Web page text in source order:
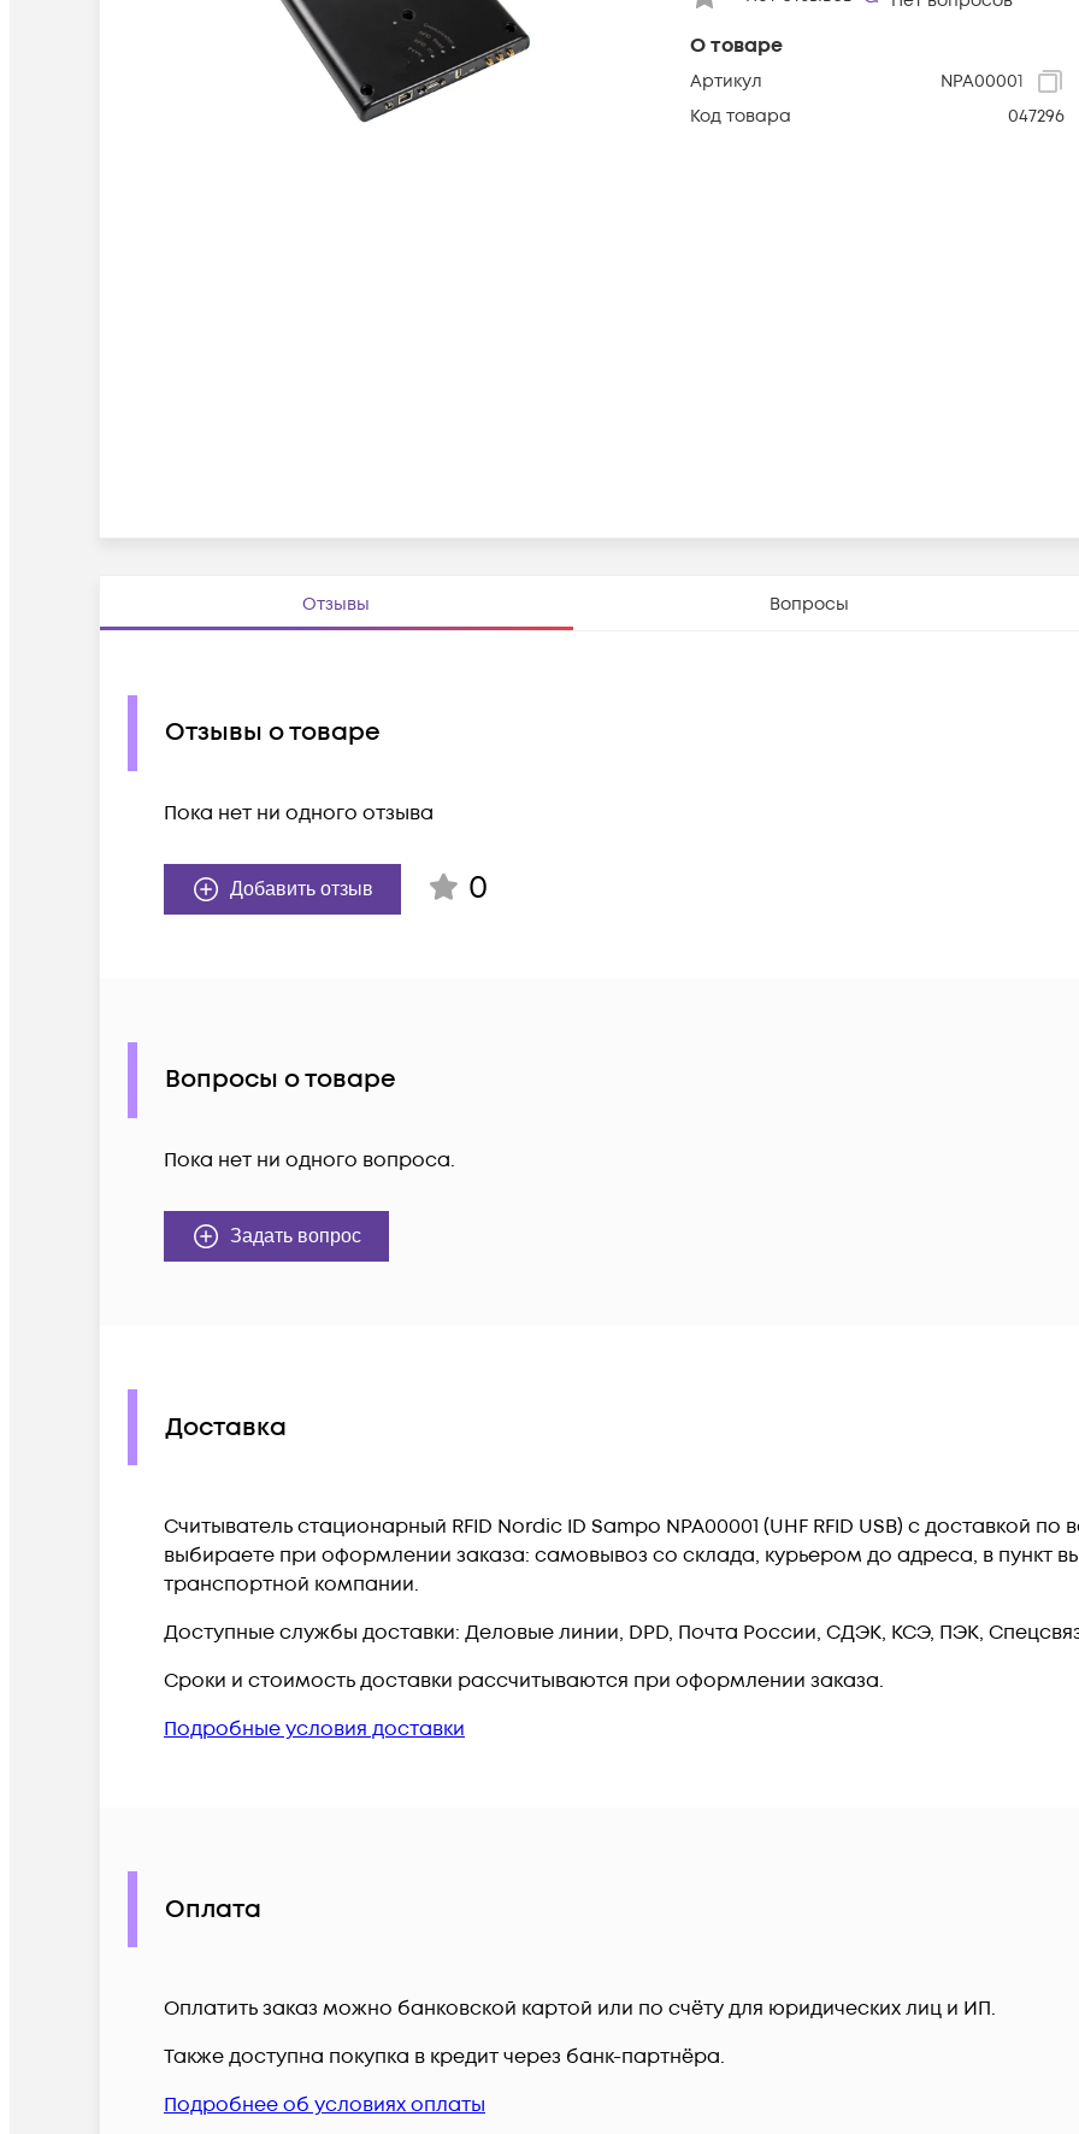
О товаре
Артикул
NPA00001
Код товара
047296
Отзывы Вопросы
Отзывы о товаре
Пока нет ни одного отзыва
Добавить отзыв 0
Вопросы о товаре
Пока нет ни одного вопроса.
Задать вопрос
Доставка
Считыватель стационарный RFID Nordic ID Sampo NPA00001 (UHF RFID USB) c доставкой
выбираете при оформлении заказа: самовывоз со склада, курьером до адреса, в пункт
транспортной компании.
Доступные службы доставки: Деловые линии, DPD, Почта России, СДЭК, КСЭ, ПЭК,
Сроки и стоимость доставки рассчитываются при оформлении заказа.
Подробные условия доставки
Оплата
Оплатить заказ можно банковской картой или по счёту для юридических лиц и ИП.
Также доступна покупка в кредит через банк-партнёра.
Подробнее об условиях оплаты